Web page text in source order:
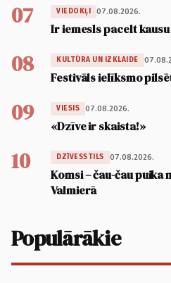
07 VIEDOKĻI 07.08.2026.
Ir iemesls pacelt kausu
08 KULTŪRA UN IZKLAIDE
Festivāls ielīksmo
09 VIESIS 07.08.2026.
«Dzīve ir skaista!»
10 DZĪVESSTILS 07.08.2026.
Komsi – čau-čau puika
Valmierā
Populārākie